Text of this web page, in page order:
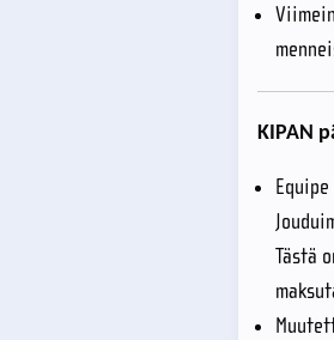
KIPAN
Tästä